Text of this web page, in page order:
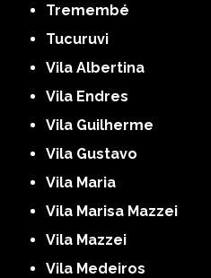
Tremembé
Tucuruvi
Vila Albertina
Vila Endres
Vila Guilherme
Vila Gustavo
Vila Maria
Vila Marisa Mazzei
Vila Mazzei
Vila Medeiros